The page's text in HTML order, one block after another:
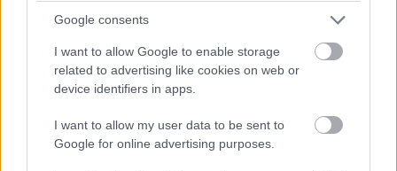
Google consents
I want to allow Google to enable storage
related to advertising like cookies on web or
device identifiers in apps.
I want to allow my user data to be sent to
Google for online advertising purposes.
"Csata" az élen! Russell a sikán előtt megelőzi Piastrit,
aki azonban a célegyenesben visszaveszi tőle a
vezetést.
A pontszerzőzóna végén Ocon is áthámozta magát
Lindbladon. Verstappen viszont egyelőre messze a hetedik